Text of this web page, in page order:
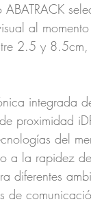
al
2.5 y
integrada
proximidad
del
a la rapidez
diferentes
de